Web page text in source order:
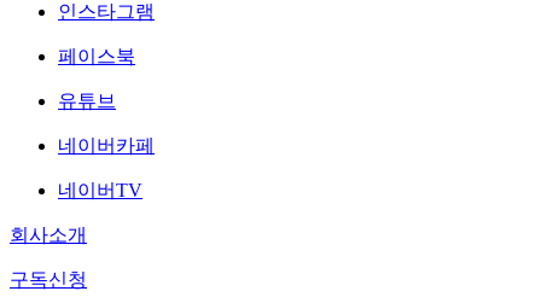
인스타그램
페이스북
유튜브
네이버카페
네이버TV
회사소개
구독신청